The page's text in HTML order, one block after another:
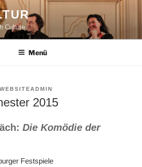
Culture
Menü
WEBSITEADMIN
2015
Die Komödie der
Festspiele